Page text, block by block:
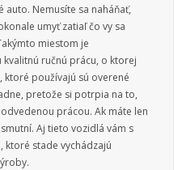
auto. Nemusíte sa naháňať,
umyť zatiaľ čo vy sa
miestom je
ručnú prácu, o ktorej
ktoré používajú sú overené
pretože si potrpia na to,
prácou. Ak máte len
Aj tieto vozidlá vám s
ktoré stade vychádzajú